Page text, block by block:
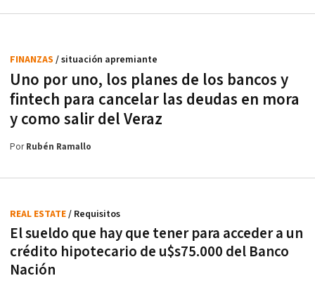
Uno por uno, los planes de los bancos y
fintech para cancelar las deudas en mora
y como salir del Veraz
FINANZAS / situación apremiante
PorRubén Ramallo
El sueldo que hay que tener para acceder a un
crédito hipotecario de u$s75.000 del Banco
Nación
REAL ESTATE/ Requisitos